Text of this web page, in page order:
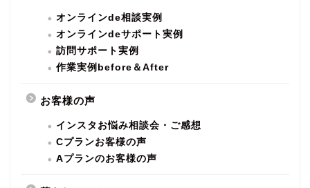
オンラインde相談実例
オンラインdeサポート実例
訪問サポート実例
作業実例before＆After
お客様の声
インスタお悩み相談会・ご感想
Cプランお客様の声
Aプランのお客様の声